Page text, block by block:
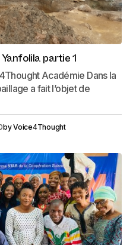
partie 1
Académie Dans la
a fait l’objet de
byVoice4Thought